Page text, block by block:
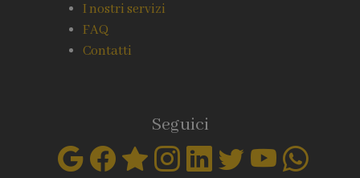
I nostri servizi
FAQ
Contatti
Seguici